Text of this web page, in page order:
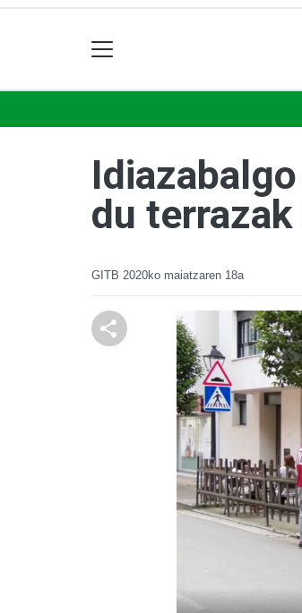
du
GITB 2020ko maiatzaren 18a